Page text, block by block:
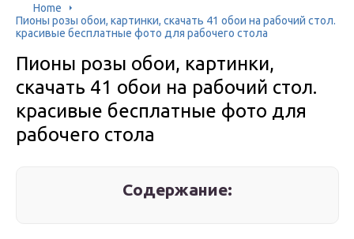
Home
Пионы розы обои, картинки, скачать 41 обои на рабочий стол.
красивые бесплатные фото для рабочего стола
Пионы розы обои, картинки,
скачать 41 обои на рабочий стол.
красивые бесплатные фото для
рабочего стола
Содержание: